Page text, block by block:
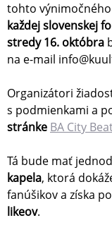
tohto
každej slovenskej
stredy 16. októbra
na e-mail
Organizátori
s podmienkami a
stránke BA City
Tá bude mať
kapela, ktorá
fanúšikov a získa
likeov.